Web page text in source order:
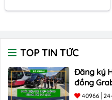
chiếu một cách thuận lợi và
an tâm.
TOP TIN TỨC
Đăng ký
đồng
Minh Giá
40966